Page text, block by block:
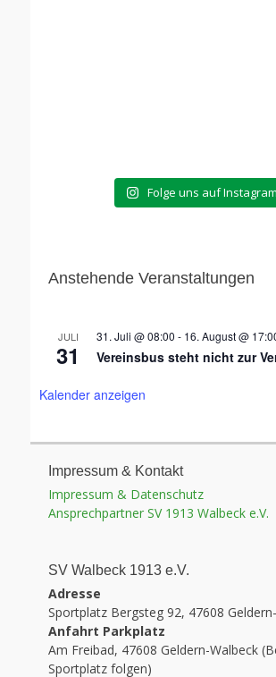
Folge uns auf Instagram
Anstehende Veranstaltungen
JULI
31
31. Juli @ 08:00 - 16. August @
Vereinsbus steht nicht zur
Kalender anzeigen
Impressum & Kontakt
Impressum & Datenschutz
Ansprechpartner SV 1913 Walbeck e.V.
SV Walbeck 1913 e.V.
Adresse
Sportplatz Bergsteg 92, 47608
Anfahrt Parkplatz
Am Freibad, 47608 Geldern-Walbeck
Sportplatz folgen)